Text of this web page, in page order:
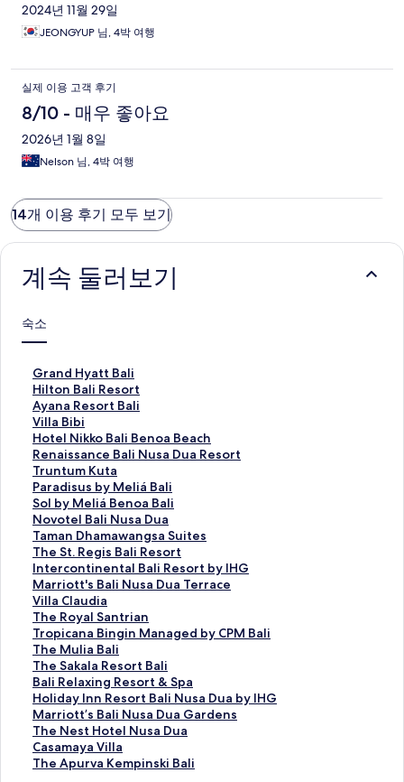
2024년 11월 29일
JEONGYUP 님, 4박 여행
실제 이용 고객 후기
8/10 - 매우 좋아요
2026년 1월 8일
Nelson 님, 4박 여행
14개 이용 후기 모두 보기
계속 둘러보기
숙소
Grand Hyatt Bali
G
r
a
n
d
H
y
a
t
t
B
a
l
i
페
이
지
를
여
는
링
크
Hilton Bali Resort
H
i
l
t
o
n
B
a
l
i
R
e
s
o
r
t
페
이
지
를
여
는
링
크
Ayana Resort Bali
A
y
a
n
a
R
e
s
o
r
t
B
a
l
i
페
이
지
를
여
는
링
크
Villa Bibi
V
i
l
l
a
B
i
b
i
페
이
지
를
여
는
링
크
Hotel Nikko Bali Benoa Beach
H
o
t
e
l
N
i
k
k
o
B
a
l
i
B
e
n
o
a
B
e
Renaissance Bali Nusa Dua Resort
R
e
n
a
i
s
s
a
n
c
e
B
a
l
i
N
u
s
a
D
Truntum Kuta
T
r
u
n
t
u
m
K
u
t
a
페
이
지
를
여
는
링
크
Paradisus by Meliá Bali
P
a
r
a
d
i
s
u
s
b
y
M
e
l
i
á
B
a
Sol by Meliá Benoa Bali
S
o
l
b
y
M
e
l
i
á
B
e
n
o
a
B
a
Novotel Bali Nusa Dua
N
o
v
o
t
e
l
B
a
l
i
N
u
s
a
D
Taman Dhamawangsa Suites
T
a
m
a
n
D
h
a
m
a
w
a
n
g
s
The St. Regis Bali Resort
T
h
e
S
t
.
R
e
g
i
s
B
a
l
Intercontinental Bali Resort by IHG
I
n
t
e
r
c
o
n
t
i
n
e
n
Marriott's Bali Nusa Dua Terrace
M
a
r
r
i
o
t
t
'
s
B
a
Villa Claudia
V
i
l
l
a
C
l
a
u
d
i
The Royal Santrian
T
h
e
R
o
y
a
l
S
a
Tropicana Bingin Managed by CPM Bali
T
r
o
p
i
c
a
n
a
The Mulia Bali
T
h
e
M
u
l
i
a
The Sakala Resort Bali
T
h
e
S
a
k
a
Bali Relaxing Resort & Spa
B
a
l
i
R
e
Holiday Inn Resort Bali Nusa Dua by IHG
H
o
l
i
d
Marriott’s Bali Nusa Dua Gardens
M
a
r
r
The Nest Hotel Nusa Dua
T
h
e
Casamaya Villa
C
a
The Apurva Kempinski Bali
T